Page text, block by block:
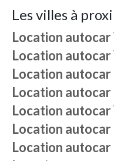
Les villes à
Location autocar
Location autocar
Location autocar
Location autocar
Location autocar
Location autocar
Location autocar